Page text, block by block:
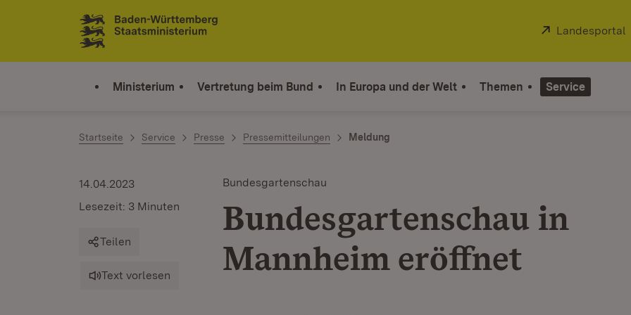
Zum Inhalt springen
Link zur Startseite
Extern:
Landesportal
Ministerium Vertretung beim Bund In Europa und der Welt Themen Service
Startseite Service Presse Pressemitteilungen Meldung
Bundesgartenschau
Bundesgartenschau in
Mannheim eröffnet
14.04.2023
Lesezeit: 3 Minuten
Teilen
Text vorlesen